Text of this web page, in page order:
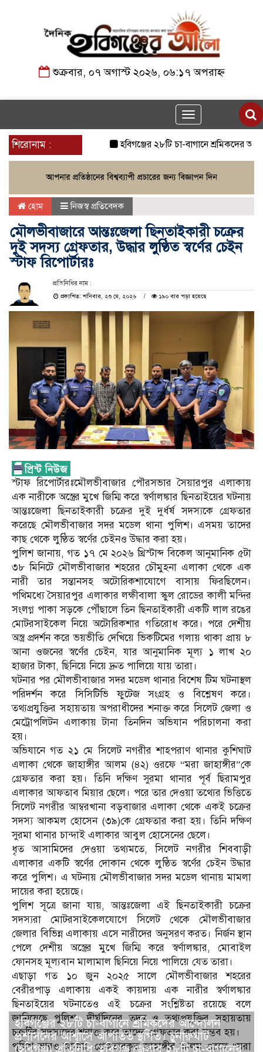
শুক্রবার, ০৭ অগাস্ট ২০২৬, ০৬:১৭ অপরাহ্ন
Toggle
navigation
শিরোনাম :
হবিগঞ্জের ২৮টি চা-বাগানে শ্রমিকদের
হোম নিজস্ব প্রতিবেদক
মৌলভীবাজারে আন্তঃজেলা ছিনতাইকারী চক্রের
দুই সদস্য গ্রেফতার, উদ্ধার লুণ্ঠিত স্বর্ণের চেইন
স্টাফ রিপোর্টারঃ
প্রতিনিধির নাম :
প্রকাশিত: শনিবার, ২৩ মে, ২০২৬
১৯০ বার পড়া হয়েছে
স্টাফ রিপোর্টারঃমৌলভীবাজার পৌরসভার সৈয়ারপুর এলাকায়
এক নারীকে অস্ত্রের মুখে জিম্মি করে স্বর্ণালঙ্কার ছিনতাইয়ের ঘটনায়
আন্তঃজেলা ছিনতাইকারী চক্রের দুই দুর্ধর্ষ সদস্যকে গ্রেফতার
করেছে মৌলভীবাজার সদর মডেল থানা পুলিশ। এসময় তাদের
কাছ থেকে লুণ্ঠিত স্বর্ণের চেইনও উদ্ধার করা হয়।
পুলিশ জানায়, গত ১৭ মে ২০২৬ খ্রিস্টাব্দ বিকেল আনুমানিক ৫টা
৩৮ মিনিটে মৌলভীবাজার শহরের চৌমুহনা এলাকা থেকে এক
নারী তার সন্তানসহ অটোরিকশাযোগে বাসায় ফিরছিলেন।
পথিমধ্যে সৈয়ারপুর এলাকার লক্ষীবালা স্কুল রোডের কালী মন্দির
সংলগ্ন পাকা সড়কে পৌঁছালে তিন ছিনতাইকারী একটি লাল রঙের
মোটরসাইকেল নিয়ে অটোরিকশার গতিরোধ করে। পরে দেশীয়
অস্ত্র প্রদর্শন করে ভয়ভীতি দেখিয়ে ভিকটিমের গলায় থাকা প্রায় ৮
আনা ওজনের স্বর্ণের চেইন, যার আনুমানিক মূল্য ১ লাখ ২০
হাজার টাকা, ছিনিয়ে নিয়ে দ্রুত পালিয়ে যায় তারা।
ঘটনার পর মৌলভীবাজার সদর মডেল থানার বিশেষ টিম ঘটনাস্থল
পরিদর্শন করে সিসিটিভি ফুটেজ সংগ্রহ ও বিশ্লেষণ করে।
তথ্যপ্রযুক্তির সহায়তায় অপরাধীদের শনাক্ত করে সিলেট জেলা ও
মেট্রোপলিটন এলাকায় টানা তিনদিন অভিযান পরিচালনা করা
হয়।
অভিযানে গত ২১ মে সিলেট নগরীর শাহপরাণ থানার কুশিঘাট
এলাকা থেকে জাহাঙ্গীর আলম (৪২) ওরফে “মরা জাহাঙ্গীর”কে
গ্রেফতার করা হয়। তিনি দক্ষিণ সুরমা থানার পূর্ব ছিরামপুর
এলাকার আফতাব মিয়ার ছেলে। পরে তার দেওয়া তথ্যের ভিত্তিতে
সিলেট নগরীর আম্বরখানা বড়বাজার এলাকা থেকে একই চক্রের
সদস্য আকমল হোসেন (৩৯)কে গ্রেফতার করা হয়। তিনি দক্ষিণ
সুরমা থানার চান্দাই এলাকার আবুল হোসেনের ছেলে।
ধৃত আসামিদের দেওয়া তথ্যমতে, সিলেট নগরীর শিববাড়ী
এলাকার একটি স্বর্ণের দোকান থেকে লুণ্ঠিত স্বর্ণের চেইন উদ্ধার
করে পুলিশ। এ ঘটনায় মৌলভীবাজার সদর মডেল থানায় মামলা
দায়ের করা হয়েছে।
পুলিশ সূত্রে জানা যায়, আন্তঃজেলা এই ছিনতাইকারী চক্রের
সদস্যরা মোটরসাইকেলযোগে সিলেট থেকে মৌলভীবাজার
জেলার বিভিন্ন এলাকায় এসে নারীদের অনুসরণ করত। নির্জন স্থান
পেলে দেশীয় অস্ত্রের মুখে জিম্মি করে স্বর্ণালঙ্কার, মোবাইল
ফোনসহ মূল্যবান মালামাল ছিনিয়ে নিয়ে পালিয়ে যেত তারা।
এছাড়া গত ১০ জুন ২০২৫ সালে মৌলভীবাজার শহরের
বেরীরপাড় এলাকায় একই কায়দায় এক নারীর স্বর্ণালঙ্কার
ছিনতাইয়ের ঘটনাতেও এই চক্রের সংশ্লিষ্টতা রয়েছে বলে
জানিয়েছে পুলিশ। দীর্ঘদিনের তদন্ত ও তথ্যপ্রযুক্তির সহায়তায়
চক্রটির সদস্যদের শনাক্ত করে তাদের গ্রেফতার করা সম্ভব হয়।
পুলিশ আরও জানায়, গ্রেফতারকৃত জাহাঙ্গীর আলম ওরফে “মরা
হবিগঞ্জের ২৮টি চা-বাগানে শ্রমিকদের আন্দোলন
প্রশাসনের আশ্বাসে আপাতত স্থগিত। চুনারুঘাট